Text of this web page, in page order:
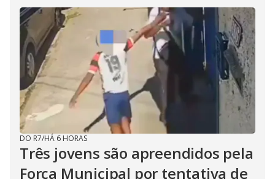
DO R7/HÁ 6 HORAS
Três jovens são apreendidos pela
Força Municipal por tentativa de